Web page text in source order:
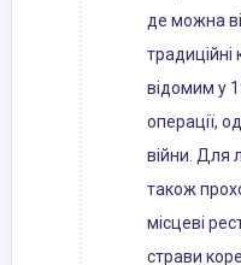
де можна
традиційні
відомим у
операції,
війни. Для
також
місцеві
страви